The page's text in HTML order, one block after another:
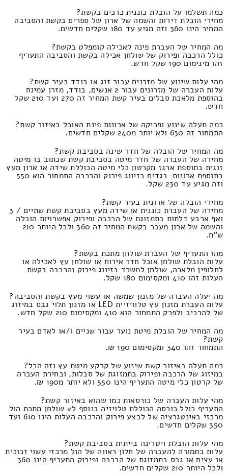
כמה תשלמו על הובלת כוננית כרכים בקשת?
מחירי הובלת דירות והשמה של ארון של ספרים בקשת והסביבה
המחיר הינו 360 וזה מגיע עד 180 שקלים חדשים.
מה המחיר של העברת פינה לאכילה קומפלט בקשת?
כולל הרכבה ופירוק של שולחן אכילה בקשת והסביבה התעריף
זהו מינימום 190 שקל חדש.
מהי עלות שינוע של מזרנים עבור זוג או בודד בעיר קשת?
עלות העברה של מזרונים עבור 2 אנשים, בודד, מזרן עמינח
בהוספת מלאכת סבלים בעיר קשת המחיר זה 270 ועד 210 שקל
חדש.
כמה תעלה שינוע ופריקה של ארונות פינת האוכל באיזור קשת?
התמחור זה 630 ולא יותר מ240 שקלים חדשים.
מה המחיר של הובלה של חדר שינה בסביבת קשת?
מחירה של העברה של חדר מיטה בסביבת קשת שכתוב בו מיטה
זוגית בתוספת ארגז מקרטון כלי מיטה הכוללת שידה או ארון מעץ
בתוספת ארונות-בגדים בזיווג פירוק והרכבה התמחור הוא 550
וזה מגיע עד 230 שקל.
מחירי הובלה של ארונית בעיר קשת?
מחירה של העברת כוננית או שידה מעץ בסביבת קשת שתיים / 3
ואף ארבע דלתות בתמזוגת של הרכבה ופירוק אפשרויות הובלה
והשמה של ארון מעבר בקשת המחיר זה 360 ולכל היותר 210
ש"ח.
מהו התעריף של העברת שולחן מתכת בקשת?
עלות הובלת שולחן אוכל חדר אירוח או שולחן עץ לאכילה או
לחלופין מלאכה, שולחן למשרד בזיווג פירוק והרכבה בקשת
העלות זהו 410 ומקסימום 180 שקל.
מה יעלה העברה של מזנון שמשה או עשוי מעץ בקשת והסביבה?
עלות העברת מזנון עץ טלוויזיית LED או מזנון תלוי גבס במיזוג
של להרכיב ולפרק התמחור הוא 410 ומקסימום 210 שקל חדש.
מה המחיר של הובלת מיטת נוער עבור שניים ו/או לאדם בעיר
קשת?
התמחור זהו 340 ומקסימום 190 ₪.
כמה תעלה באיזור קשת שינוע של קרקע מיטת עץ וזה הכל?
במיזוג של הרכבה ופירוק בתמזוגת של סבלות, ובחירת העברה
של קרטון כלי מיטה התעריף הינו 550 ולא יותר מ190 ₪.
מהי עלות העברה של כורסאות כמו שהוא באיזור קשת?
התעריף כולל כורסה הכוללת טלויזיה בנוסף ל# שולחן מתכת הול
מרכזי באינטגרציה של לבצע פירוק והרכבה העלות הינו 610 ועד
350 שקלים חדשים.
מהי עלות הובלת ויטרינה בייתית בסביבת קשת?
עלות בתמורה להעברה של חלון ראווה של הול מרכזי עשוי זכוכית
או עצים או גבס בתמזוגת של הרכבה ופירוק התעריף הינו 360
ולכל היותר 210 שקלים חדשים.